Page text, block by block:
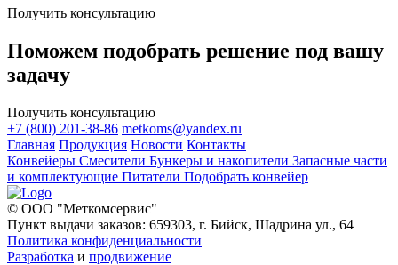
Получить консультацию
Поможем подобрать решение под вашу
задачу
Получить консультацию
+7 (800) 201-38-86 metkoms@yandex.ru
Главная Продукция Новости Контакты
Конвейеры Смесители Бункеры и накопители Запасные части
и комплектующие Питатели Подобрать конвейер
© ООО "Меткомсервис"
Пункт выдачи заказов: 659303, г. Бийск, Шадрина ул., 64
Политика конфиденциальности
Разработка и продвижение